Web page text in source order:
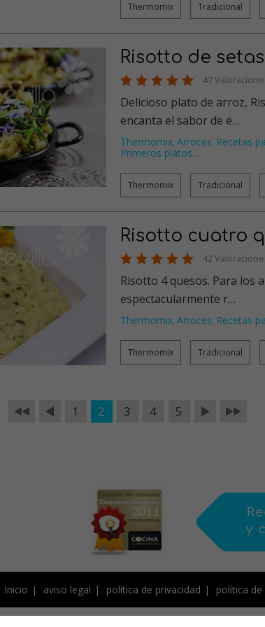
Thermomix Tradicional
Risotto de
47
Delicioso plato de arroz,
encanta el sabor de e…
Thermomix, Arroces, Recetas
Primeros platos…
Thermomix Tradicional
Risotto cuatro
42
Risotto 4 quesos. Para los amantes del queso, un arroz
espectacularmente r…
Thermomix, Arroces, Recetas
Thermomix Tradicional
1 2 3 4 5
Inicio aviso legal política de privacidad política